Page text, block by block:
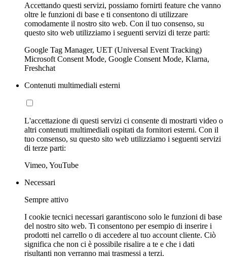
Accettando questi servizi, possiamo fornirti feature che vanno
oltre le funzioni di base e ti consentono di utilizzare
comodamente il nostro sito web. Con il tuo consenso, su
questo sito web utilizziamo i seguenti servizi di terze parti:
Google Tag Manager, UET (Universal Event Tracking)
Microsoft Consent Mode, Google Consent Mode, Klarna,
Freshchat
Contenuti multimediali esterni
L'accettazione di questi servizi ci consente di mostrarti video o
altri contenuti multimediali ospitati da fornitori esterni. Con il
tuo consenso, su questo sito web utilizziamo i seguenti servizi
di terze parti:
Vimeo, YouTube
Necessari
Sempre attivo
I cookie tecnici necessari garantiscono solo le funzioni di base
del nostro sito web. Ti consentono per esempio di inserire i
prodotti nel carrello o di accedere al tuo account cliente. Ciò
significa che non ci è possibile risalire a te e che i dati
risultanti non verranno mai trasmessi a terzi.